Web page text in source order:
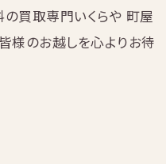
買取専門いくらや 町屋
様のお越しを心よりお待